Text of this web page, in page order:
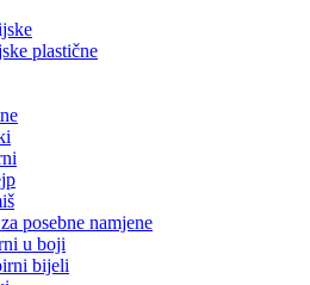
plastične
posebne namjene
u boji
bijeli